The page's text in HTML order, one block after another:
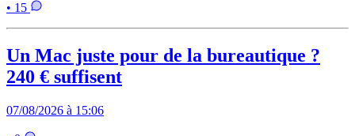
• 15
Un Mac juste pour de la bureautique ?
240 € suffisent
07/08/2026 à 15:06